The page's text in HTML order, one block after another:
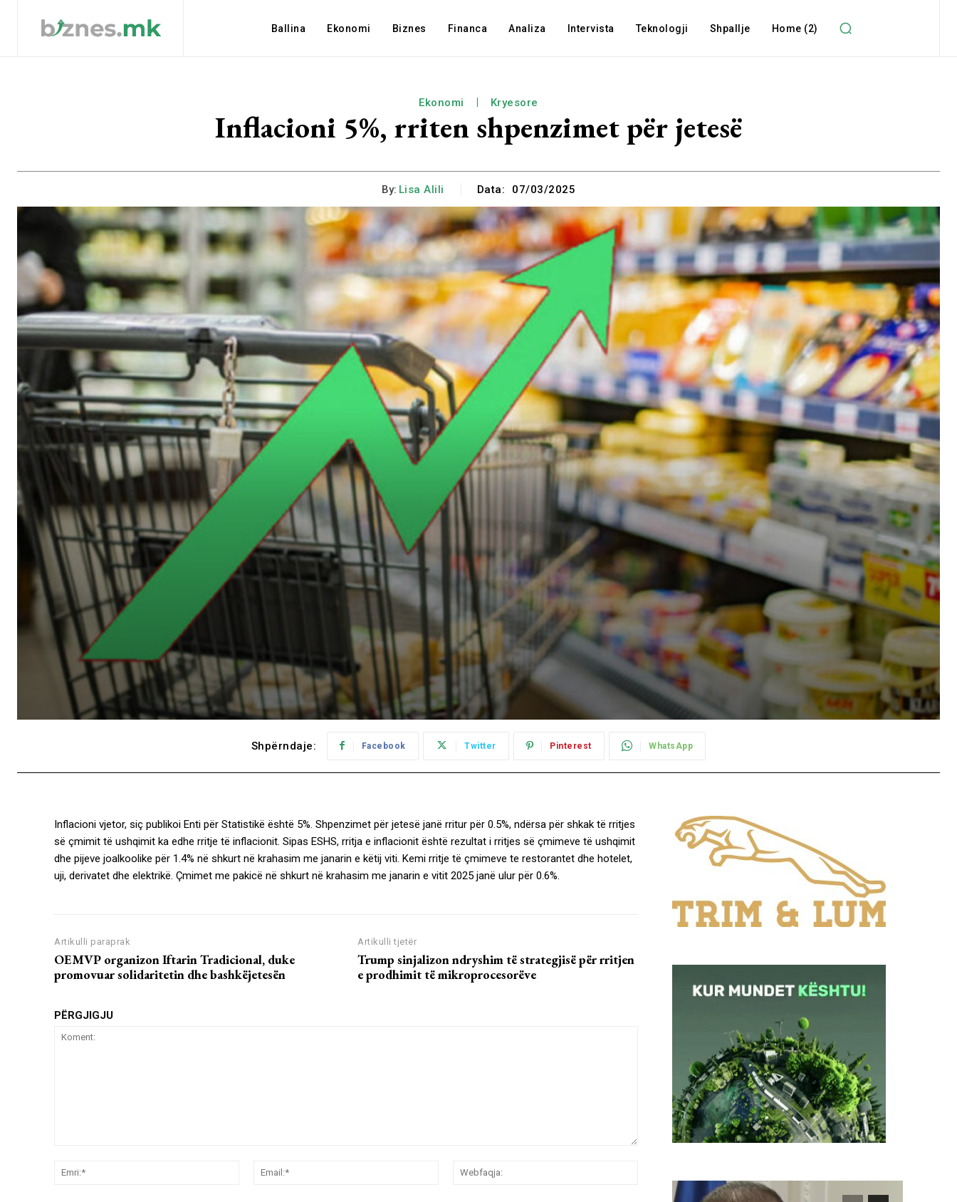
Ballina Ekonomi Biznes Financa Analiza Intervista Teknologji Shpallje Home (2)
Ekonomi Kryesore
Inflacioni 5%, rriten shpenzimet për jetesë
By: Lisa Alili Data: 07/03/2025
Shpërndaje: Facebook Twitter Pinterest WhatsApp
Inflacioni vjetor, siç publikoi Enti për Statistikë është 5%. Shpenzimet për jetesë janë rritur për 0.5%, ndërsa për shkak të rritjes
së çmimit të ushqimit ka edhe rritje të inflacionit. Sipas ESHS, rritja e inflacionit është rezultat i rritjes së çmimeve të ushqimit
dhe pijeve joalkoolike për 1.4% në shkurt në krahasim me janarin e këtij viti. Kemi rritje të çmimeve te restorantet dhe hotelet,
uji, derivatet dhe elektrikë. Çmimet me pakicë në shkurt në krahasim me janarin e vitit 2025 janë ulur për 0.6%.
Artikulli paraprak
OEMVP organizon Iftarin Tradicional, duke
promovuar solidaritetin dhe bashkëjetesën
Artikulli tjetër
Trump sinjalizon ndryshim të strategjisë për rritjen
e prodhimit të mikroprocesorëve
PËRGJIGJU
Emri:*
Email:*